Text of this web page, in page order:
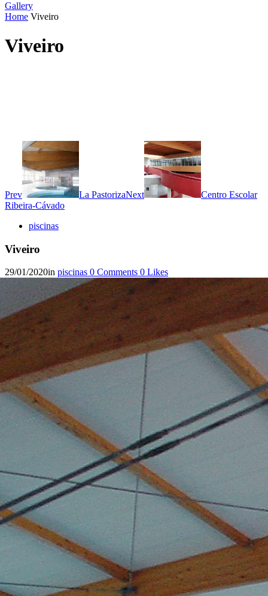
Gallery
Home Viveiro
Viveiro
Prev La PastorizaNext
Centro Escolar
Ribeira-Cávado
piscinas
Viveiro
29/01/2020in piscinas 0 Comments 0 Likes